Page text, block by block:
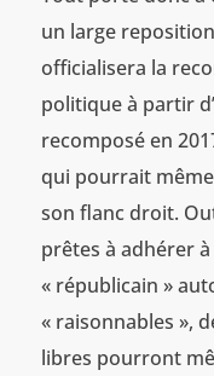
un large
officialisera la
politique à partir
recomposé en
qui pourrait
son flanc droit.
prêtes à adhérer
« républicain »
« raisonnables »,
libres pourront